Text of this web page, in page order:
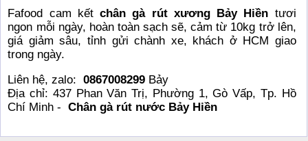
Fafood cam kếtchân gà rút xương Bảy Hiền tươi
ngon mỗi ngày, hoàn toàn sạch sẽ, cảm từ 10kg trở lên,
giá giảm sâu, tỉnh gửi chành xe, khách ở HCM giao
trong ngày.
Liên hệ, zalo:0867008299 Bảy
Địa chỉ: 437 Phan Văn Trị, Phường 1, Gò Vấp, Tp. Hồ
Chí Minh -Chân gà rút nước Bảy Hiền